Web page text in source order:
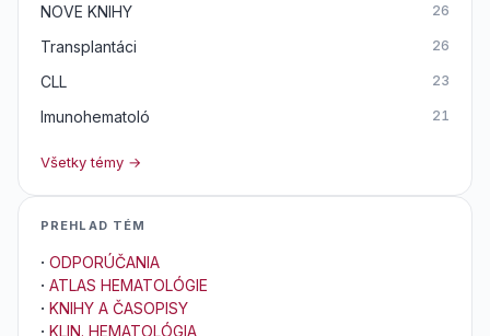
NOVE KNIHY 26
Transplantáci 26
CLL 23
Imunohematoló 21
Všetky témy →
PREHLAD TÉM
· ODPORÚČANIA
· ATLAS HEMATOLÓGIE
· KNIHY A ČASOPISY
· KLIN. HEMATOLÓGIA